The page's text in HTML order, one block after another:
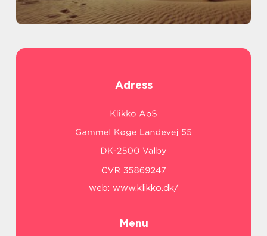
Adress
web: www.klikko.dk/
Menu